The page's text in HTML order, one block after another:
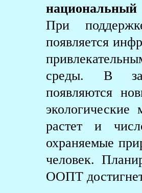
национальный
При
появляется
среды. В
появляются
растет и
охраняемые
человек.
ООПТ